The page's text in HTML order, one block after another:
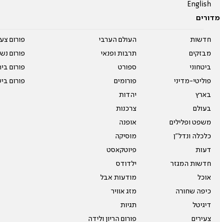
English
מדורים
חדשות
מבזקים
ביטחוני
פוליטי-מדיני
בארץ
בעולם
משפט ופלילים
כלכלה ונדל"ן
דעות
חדשות המגזר
אוכל
כיפה שחורה
דיגיטל
צעירים
העולם הערבי
תרבות ופנאי
ספורט
פורומים
יהדות
צרכנות
אופנה
מוסיקה
פיוטקאסט
ילדודס
מודעות אבל
מזג אוויר
תגיות
פורום הריון ולידה
פורום
פורום
פורום
פורום